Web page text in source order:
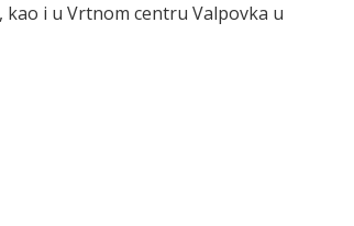
i u Vrtnom centru Valpovka u